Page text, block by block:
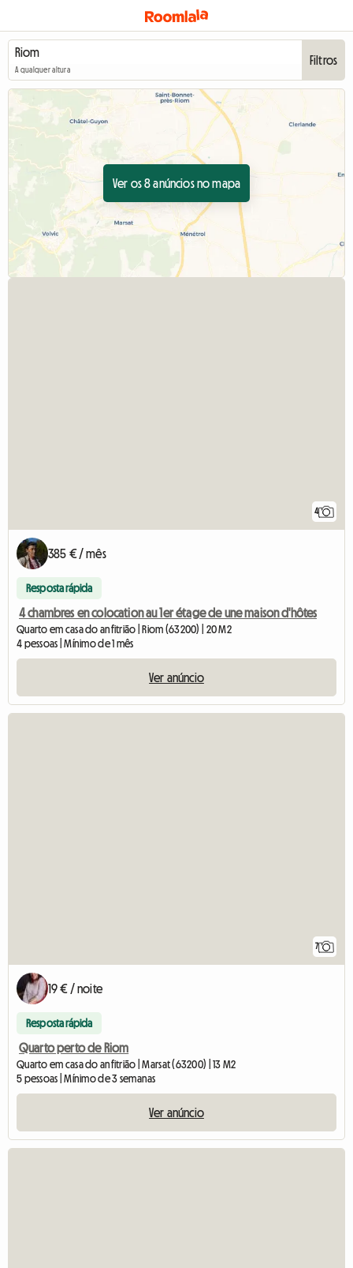
A qualquer altura
Filtros
Ver os 8 anúncios no mapa
4
385 € / mês
Resposta rápida
4 chambres en colocation au 1er étage de une maison d'hôtes
Quarto em casa do anfitrião | Riom (63200) | 20 M2
4 pessoas | Mínimo de 1 mês
Ver anúncio
7
19 € / noite
Resposta rápida
Quarto perto de Riom
Quarto em casa do anfitrião | Marsat (63200) | 13 M2
5 pessoas | Mínimo de 3 semanas
Ver anúncio